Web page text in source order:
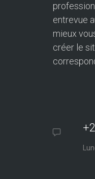
entrevue
mieux
créer le